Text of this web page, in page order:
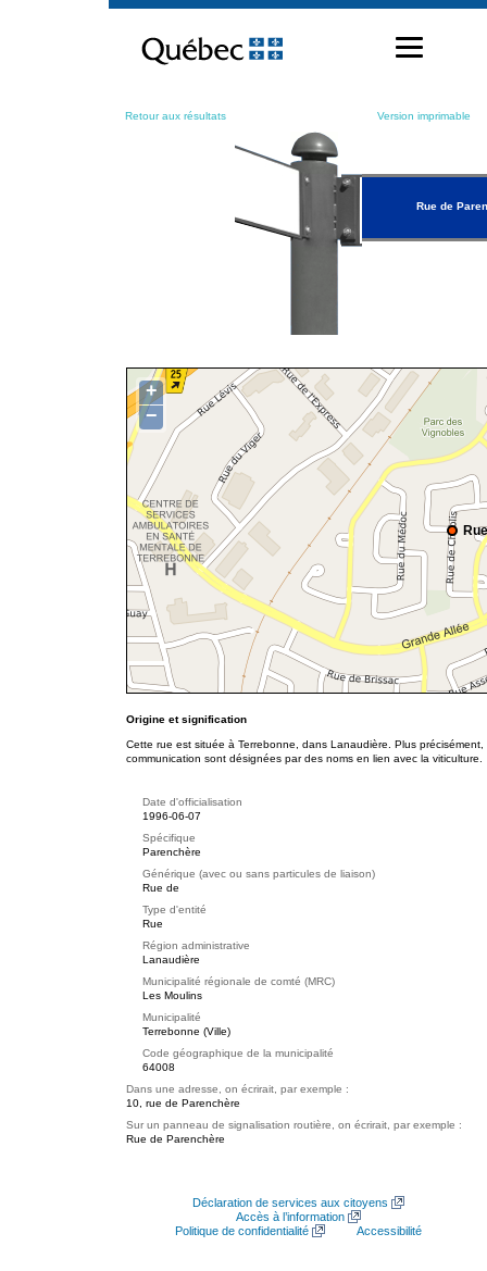
contenu
Retour aux résultats Version imprimable
Rue de
+
−
Origine et signification
Cette rue est située à Terrebonne, dans Lanaudière. Plus
communication sont désignées par des noms en lien avec la viticulture.
Date d'officialisation
1996-06-07
Spécifique
Parenchère
Générique (avec ou sans particules de liaison)
Rue de
Type d'entité
Rue
Région administrative
Lanaudière
Municipalité régionale de comté (MRC)
Les Moulins
Municipalité
Terrebonne (Ville)
Code géographique de la municipalité
64008
Dans une adresse, on écrirait, par exemple :
10, rue de Parenchère
Sur un panneau de signalisation routière, on écrirait, par exemple :
Rue de Parenchère
Déclaration de services aux citoyens
Accès à l’information
Politique de confidentialité
Accessibilité